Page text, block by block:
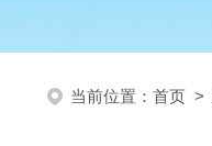
当前位置： 首页 >